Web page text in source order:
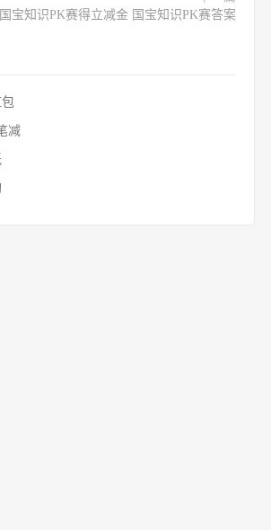
宝知识PK赛得立减金 国宝知识PK赛答案
包
减